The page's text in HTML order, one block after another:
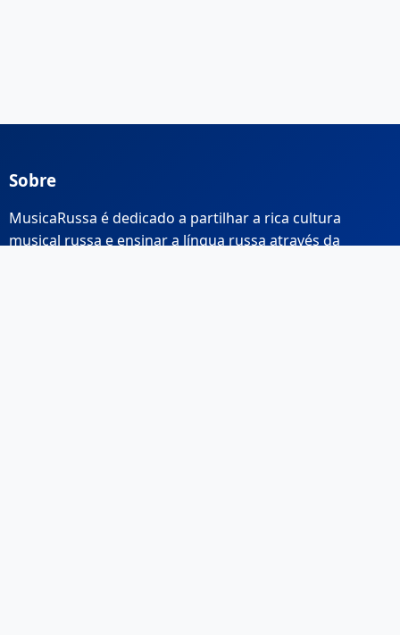
Sobre
MusicaRussa é dedicado a partilhar a rica cultura
musical russa e ensinar a língua russa através da